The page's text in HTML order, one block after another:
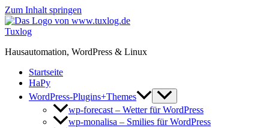
Zum Inhalt springen
Tuxlog
Hausautomation, WordPress & Linux
Startseite
HaPy
WordPress-Plugins+Themes
wp-forecast – Wetter für WordPress
wp-monalisa – Smilies für WordPress